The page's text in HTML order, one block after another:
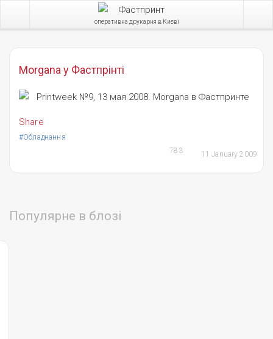
оперативна друкарня в Києві
Morgana у Фастпрінті
Share
#Обладнання
11 January 2009
783
Популярне в блозі